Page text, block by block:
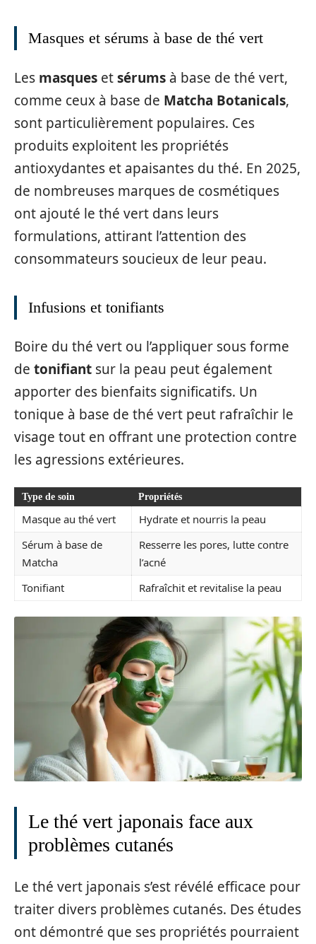
Masques et sérums à base de thé vert
Les masques etsérums à base de thé vert,
comme ceux à base de Matcha Botanicals,
sont particulièrement populaires. Ces
produits exploitent les propriétés
antioxydantes et apaisantes du thé. En 2025,
de nombreuses marques de cosmétiques
ont ajouté le thé vert dans leurs
formulations, attirant l’attention des
consommateurs soucieux de leur peau.
Infusions et tonifiants
Boire du thé vert ou l’appliquer sous forme
de tonifiant sur la peau peut également
apporter des bienfaits significatifs. Un
tonique à base de thé vert peut rafraîchir le
visage tout en offrant une protection contre
les agressions extérieures.
Type de soin Propriétés
Masque au thé vert
Hydrate et nourris la peau
Sérum à base de
Matcha
Resserre les pores, lutte contre
l’acné
Tonifiant
Rafraîchit et revitalise la peau
Le thé vert japonais face aux
problèmes cutanés
Le thé vert japonais s’est révélé efficace pour
traiter divers problèmes cutanés. Des études
ont démontré que ses propriétés pourraient